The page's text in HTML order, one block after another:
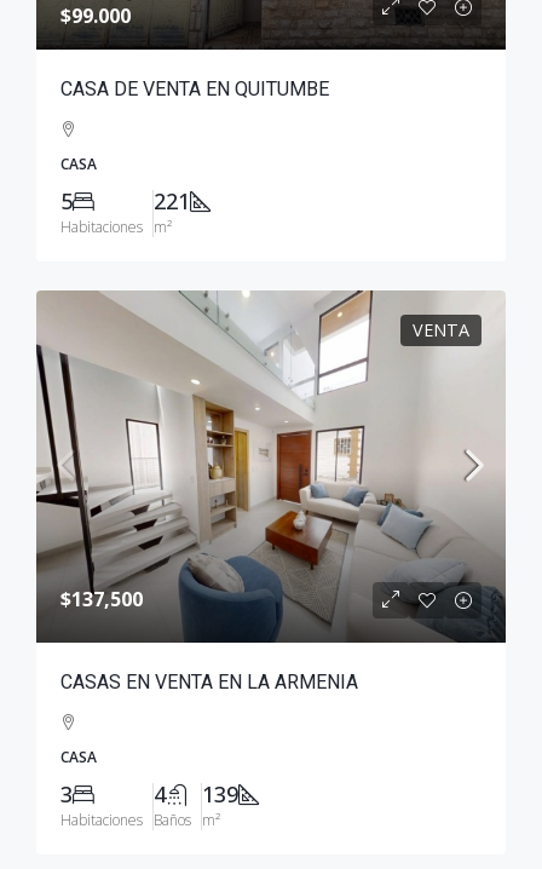
$99.000
CASA DE VENTA EN QUITUMBE
CASA
5
Habitaciones
221
m²
VENTA
$137,500
CASAS EN VENTA EN LA ARMENIA
CASA
3
Habitaciones
4
Baños
139
m²